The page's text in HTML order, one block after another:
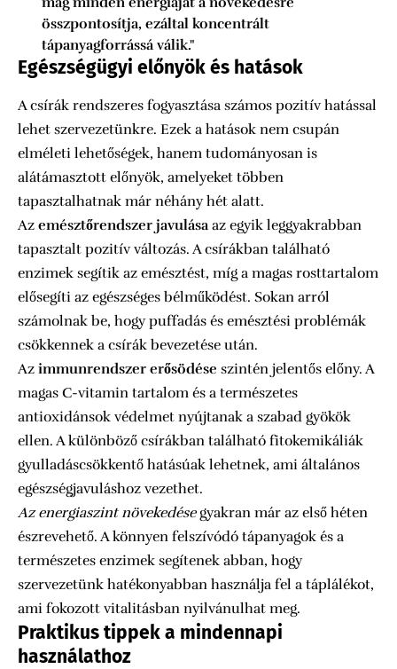
összpontosítja, ezáltal koncentrált
tápanyagforrássá válik."
Egészségügyi előnyök és hatások
A csírák rendszeres fogyasztása számos pozitív hatással
lehet szervezetünkre. Ezek a hatások nem csupán
elméleti lehetőségek, hanem tudományosan is
alátámasztott előnyök, amelyeket többen
tapasztalhatnak már néhány hét alatt.
Az emésztőrendszer javulásaaz egyik leggyakrabban
tapasztalt pozitív változás. A csírákban található
enzimek segítik az emésztést, míg a magas rosttartalom
elősegíti az egészséges bélműködést. Sokan arról
számolnak be, hogy puffadás és emésztési problémák
csökkennek a csírák bevezetése után.
Az immunrendszer erősödése szintén jelentős előny. A
magas C-vitamin tartalom és a természetes
antioxidánsok védelmet nyújtanak a szabad gyökök
ellen. A különböző csírákban található fitokemikáliák
gyulladáscsökkentő hatásúak lehetnek, ami általános
egészségjavuláshoz vezethet.
Az energiaszint növekedésegyakran már az első héten
észrevehető. A könnyen felszívódó tápanyagok és a
természetes enzimek segítenek abban, hogy
szervezetünk hatékonyabban használja fel a táplálékot,
ami fokozott vitalitásban nyilvánulhat meg.
Praktikus tippek a mindennapi
használathoz